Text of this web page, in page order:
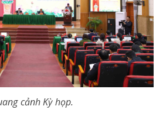
cảnh Kỳ họp.